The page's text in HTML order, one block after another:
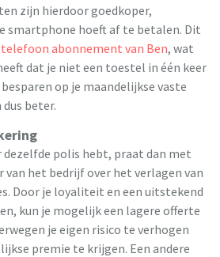
zijn hierdoor goedkoper,
smartphone hoeft af te betalen. Dit
telefoon abonnement van Ben, wat
dat je niet een toestel in één keer
op je maandelijkse vaste
beter.
dezelfde polis hebt, praat dan met
het bedrijf over het verlagen van
Door je loyaliteit en een uitstekend
kun je mogelijk een lagere offerte
je eigen risico te verhogen
premie te krijgen. Een andere